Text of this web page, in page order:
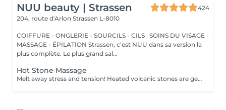
NUU beauty | Strassen
424
204, route d'Arlon Strassen L-8010
COIFFURE - ONGLERIE - SOURCILS - CILS · SOINS DU VISAGE -
MASSAGE - ÉPILATION Strassen, c'est NUU dans sa version la
plus complète. Le plus grand sal...
Hot Stone Massage
Melt away stress and tension! Heated volcanic stones are gently placed and massaged over the body to warm the muscles, increase circulation, and promote a deep state of relaxation. Perfect for relieving tension, easing anxiety, and restoring inner calm. Age restrictions: there are no age restrictions for this procedure. Post procedure recommendations: do not do sport and any sharp movements 2-3 hours after the procedure. Frequency: 1-2 times per week, 10 times in total. Repeat once in 3-6 months.